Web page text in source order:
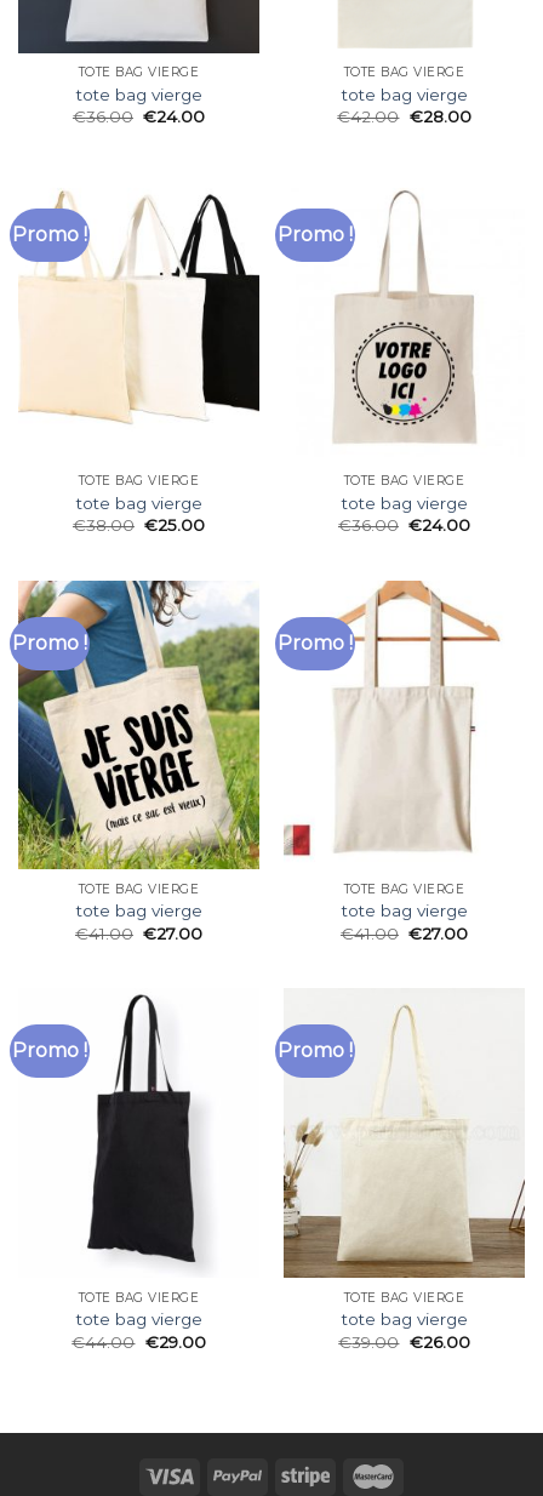
TOTE BAG VIERGE
tote bag vierge
€36.00 €24.00
TOTE BAG VIERGE
tote bag vierge
€42.00 €28.00
Promo !
TOTE BAG VIERGE
tote bag vierge
€38.00 €25.00
Promo !
TOTE BAG VIERGE
tote bag vierge
€36.00 €24.00
Promo !
TOTE BAG VIERGE
tote bag vierge
€41.00 €27.00
Promo !
TOTE BAG VIERGE
tote bag vierge
€41.00 €27.00
Promo !
TOTE BAG VIERGE
tote bag vierge
€44.00 €29.00
Promo !
TOTE BAG VIERGE
tote bag vierge
€39.00 €26.00